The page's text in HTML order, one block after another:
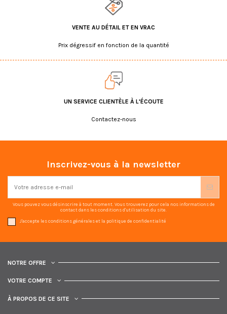
VENTE AU DÉTAIL ET EN VRAC
Prix dégressif en fonction de la quantité
UN SERVICE CLIENTÈLE À L'ÉCOUTE
Contactez-nous
Inscrivez-vous à la newsletter
Vous pouvez vous désinscrire à tout moment. Vous trouverez pour cela nos informations de
contact dans les conditions d'utilisation du site.
J'accepte les conditions générales et la politique de confidentialité
NOTRE OFFRE
VOTRE COMPTE
À PROPOS DE CE SITE